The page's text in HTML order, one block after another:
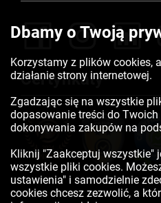
Certyfikaty
Dbamy o Twoją
Korzystamy z plików cookies,
działanie strony internetowej.
Zgadzając się na wszystkie
dopasowanie treści do
dokonywania zakupów na
Kliknij "Zaakceptuj wszystkie"
wszystkie pliki cookies.
ustawienia" i samodzielnie
cookies chcesz zezwolić, a